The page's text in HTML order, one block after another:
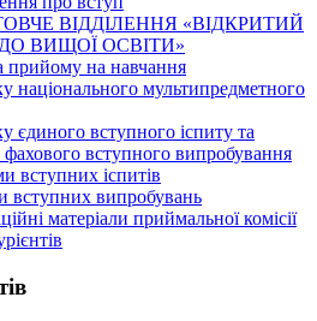
ВІДДІЛЕННЯ «ВІДКРИТИЙ
ВИЩОЇ ОСВІТИ»
прийому на навчання
національного мультипредметного
єдиного вступного іспиту та
вступного випробування
вступних іспитів
вступних випробувань
матеріали приймальної комісії